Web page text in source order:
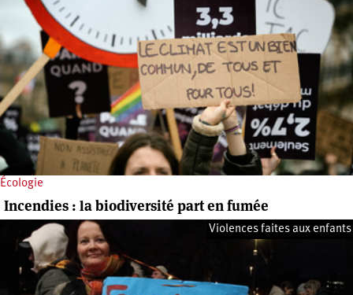
Écologie
Incendies : la biodiversité part en fumée
Violences faites aux enfants